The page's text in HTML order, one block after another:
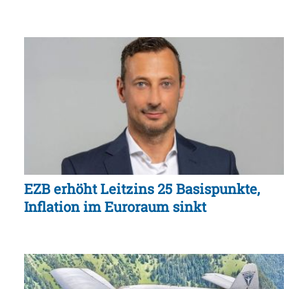
EZB erhöht Leitzins 25 Basispunkte,
Inflation im Euroraum sinkt